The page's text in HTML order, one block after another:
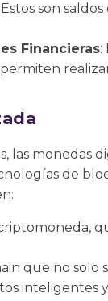
Estos son
Financieras:
las monedas
de
que no solo
inteligentes